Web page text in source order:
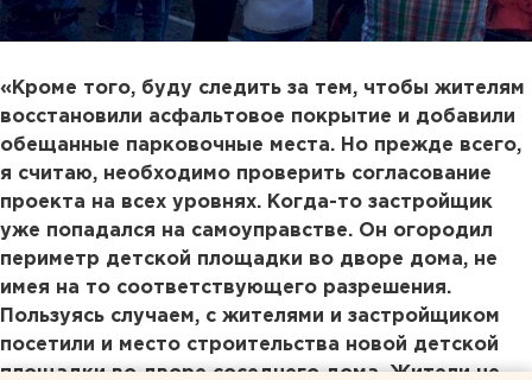
«Кроме того, буду следить за тем, чтобы жителям
восстановили асфальтовое покрытие и добавили
обещанные парковочные места. Но прежде всего,
я считаю, необходимо проверить согласование
проекта на всех уровнях. Когда-то застройщик
уже попадался на самоуправстве. Он огородил
периметр детской площадки во дворе дома, не
имея на то соответствующего разрешения.
Пользуясь случаем, с жителями и застройщиком
посетили и место строительства новой детской
площадки во дворе соседнего дома. Жители не